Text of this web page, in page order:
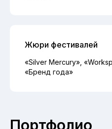
Жюри фестивалей
«Silver Mercury»,
«Бренд года»
Портфолио